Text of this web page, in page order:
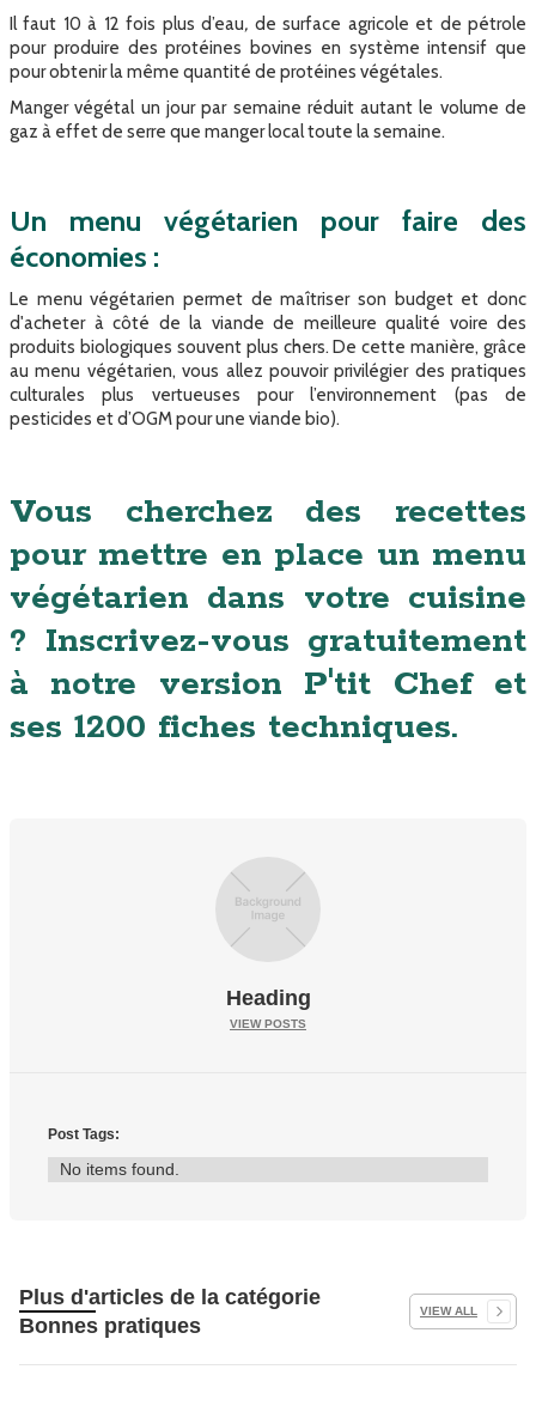
Il faut 10 à 12 fois plus d’eau, de surface agricole et de pétrole
pour produire des protéines bovines en système intensif que
pour obtenir la même quantité de protéines végétales.
Manger végétal un jour par semaine réduit autant le volume de
gaz à effet de serre que manger local toute la semaine.
Un menu végétarien pour faire des
économies :
Le menu végétarien permet de maîtriser son budget et donc
d'acheter à côté de la viande de meilleure qualité voire des
produits biologiques souvent plus chers. De cette manière, grâce
au menu végétarien, vous allez pouvoir privilégier des pratiques
culturales plus vertueuses pour l’environnement (pas de
pesticides et d’OGM pour une viande bio).
Vous cherchez des recettes
pour mettre en place un menu
végétarien dans votre cuisine
? Inscrivez-vous gratuitement
à notre version P'tit Chef et
ses 1200 fiches techniques.
Heading
VIEW POSTS
Post Tags:
No items found.
Plus d'articles de la catégorie
Bonnes pratiques
VIEW ALL